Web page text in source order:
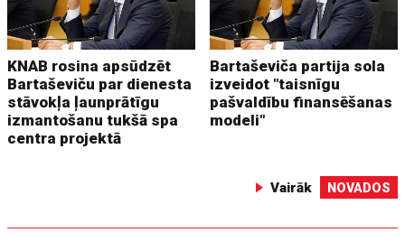
KNAB rosina apsūdzēt
Bartaševiču par dienesta
stāvokļa ļaunprātīgu
izmantošanu tukšā spa
centra projektā
Bartaševiča partija sola
izveidot "taisnīgu
pašvaldību finansēšanas
modeli"
Vairāk NOVADOS